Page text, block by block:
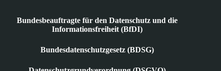
Bundesbeauftragte für den Datenschutz und die
Informationsfreiheit (BfDI)
Bundesdatenschutzgesetz (BDSG)